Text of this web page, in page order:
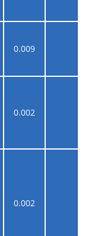
0.009
0.002
0.002